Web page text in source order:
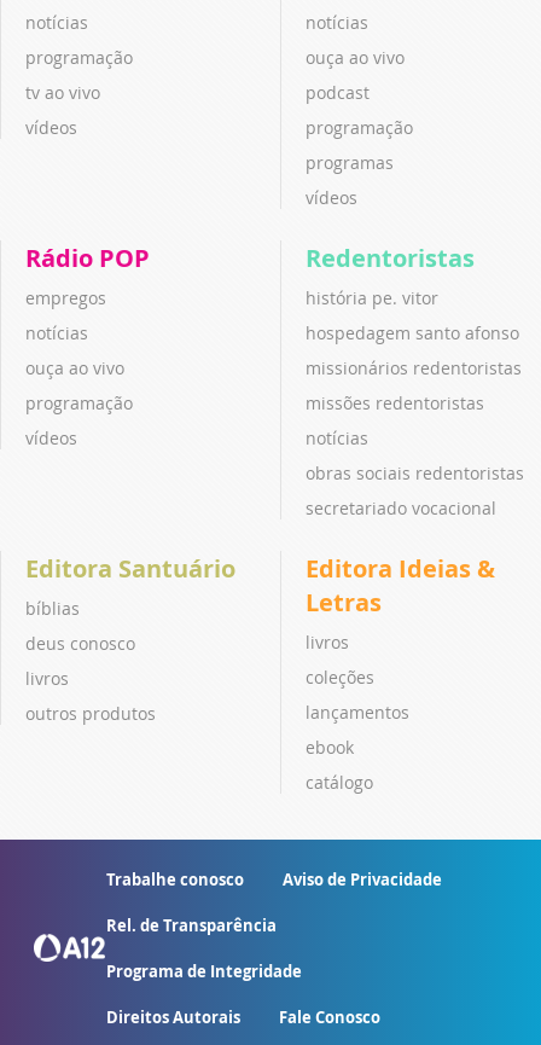
notícias
programação
tv ao vivo
vídeos
notícias
ouça ao vivo
podcast
programação
programas
vídeos
Rádio POP
empregos
notícias
ouça ao vivo
programação
vídeos
Redentoristas
história pe. vitor
hospedagem santo afonso
missionários redentoristas
missões redentoristas
notícias
obras sociais redentoristas
secretariado vocacional
Editora Santuário
bíblias
deus conosco
livros
outros produtos
Editora Ideias &
Letras
livros
coleções
lançamentos
ebook
catálogo
Trabalhe conosco Aviso de Privacidade
Rel. de Transparência
Programa de Integridade
Direitos Autorais Fale Conosco